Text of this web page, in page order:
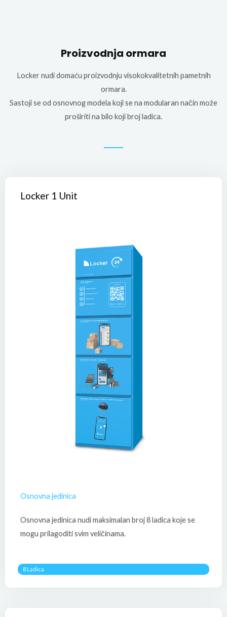
Proizvodnja ormara
Locker nudi domaću proizvodnju visokokvalitetnih pametnih
ormara.
Sastoji se od osnovnog modela koji se na modularan način može
proširiti na bilo koji broj ladica.
Locker 1 Unit
Osnovna jedinica
Osnovna jedinica nudi maksimalan broj 8 ladica koje se
mogu prilagoditi svim veličinama.
8 Ladica